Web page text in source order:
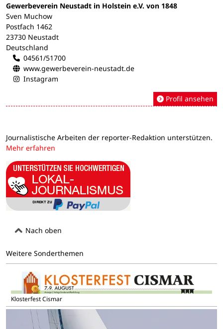
Gewerbeverein Neustadt in Holstein e.V. von 1848
Sven Muchow
Postfach 1462
23730 Neustadt
Deutschland
04561/51700
www.gewerbeverein-neustadt.de
Instagram
Profil ansehen
Journalistische Arbeiten der reporter-Redaktion unterstützen.
Mehr erfahren
Nach oben
Weitere Sonderthemen
Klosterfest Cismar